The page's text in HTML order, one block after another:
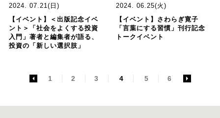
2024. 07.21(日)
【イベント】＜出版記念イベ
ント＞「社会をよくする投資
入門」著者と編集者が語る、
投資の「新しい選択肢」
2024. 06.25(火)
【イベント】さわらぎ寛子
「言葉にする習慣」刊行記念
トークイベント
1 2 3 4 5 6